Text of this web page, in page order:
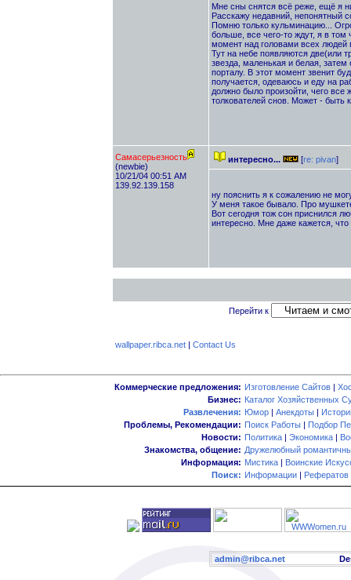
Мне сны снятся всё реже, ещё я
Расскажу недавний, непонятный
Помню только кульминацию...
больше, все чего-то ждут, я в том
момент над головами всех людей
Тут на небе появляются две(или
звезда, маленькая и белая,
порталу. В этот момент звенит
получается, одеваюсь и еду на
должно было произойти, чего все
толкователей снов. Может - быть
Самасерьезность
(newbie)
10/21/04 00:51 AM
139.92.139.158
интересно... [re: pivan]
ну пояснить я к сожалению не
У меня такое бывало. Про
Вот сегодня тож сон приснился
интересно. Мне даже кажется,
Перейти к
wallpaper.ribca.net| Contact Us
Коммерческие предложения: Изготовление Сайтов |
Бизнес: Каталог Хозяйственных
Развлечения: Юмор | Анекдоты |
Проблемы, Рекомендации: Поиск Работы | Подбор
Новости: Политика | Экономика |
Знакомства, общение: Дружелюбный
Информация: Мистика | Воинские
Поиск: Информации | Рефератов
admin@ribca.net